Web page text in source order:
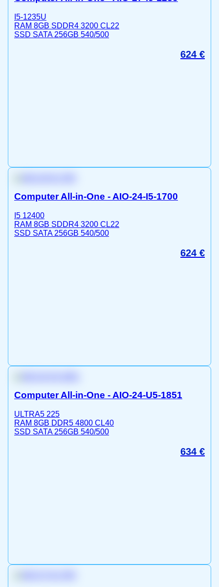
I5-1235U
RAM 8GB SDDR4 3200 CL22
SSD SATA 256GB 540/500
624 €
Computer All-in-One - AIO-24-I5-1700
I5 12400
RAM 8GB SDDR4 3200 CL22
SSD SATA 256GB 540/500
624 €
Computer All-in-One - AIO-24-U5-1851
ULTRA5 225
RAM 8GB DDR5 4800 CL40
SSD SATA 256GB 540/500
634 €